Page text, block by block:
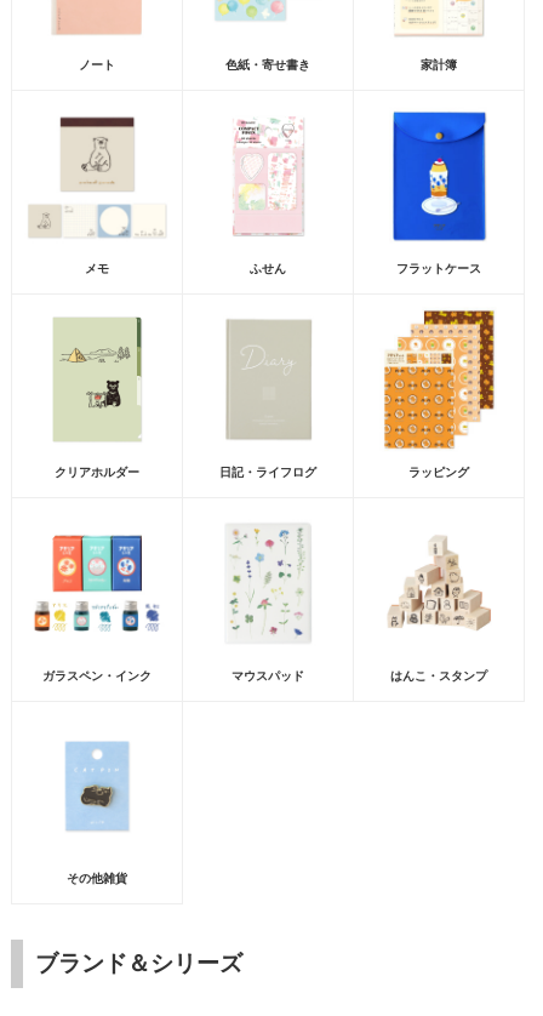
ノート 色紙・寄せ書き 家計簿
メモ ふせん フラットケース
クリアホルダー 日記・ライフログ ラッピング
ガラスペン・インク マウスパッド はんこ・スタンプ
その他雑貨
ブランド＆シリーズ